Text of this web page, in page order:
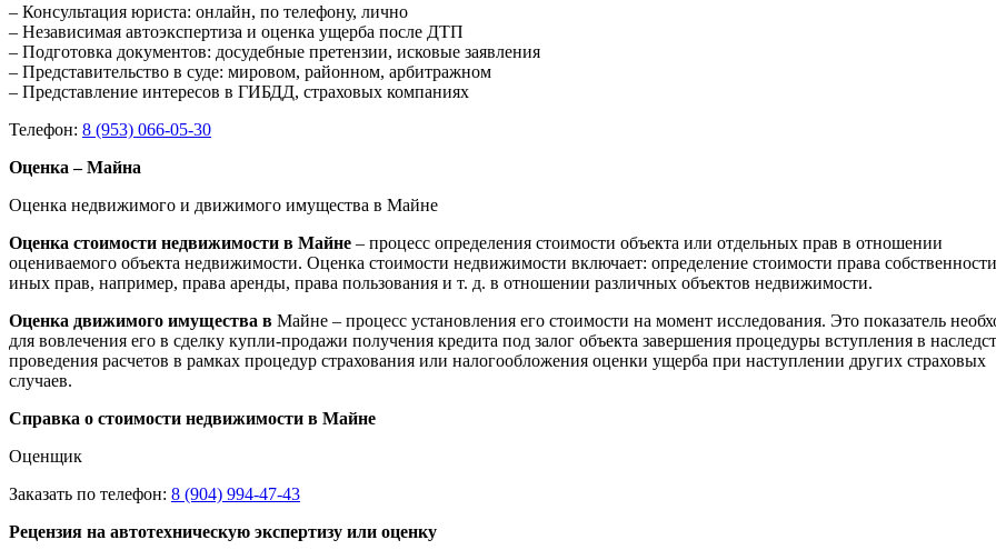
– Консультация юриста: онлайн, по телефону, лично
– Независимая автоэкспертиза и оценка ущерба после ДТП
– Подготовка документов: досудебные претензии, исковые заявления
– Представительство в суде: мировом, районном, арбитражном
– Представление интересов в ГИБДД, страховых компаниях
Телефон: 8 (953) 066-05-30
Оценка – Майна
Оценка недвижимого и движимого имущества в Майне
Оценка стоимости недвижимости в Майне – процесс определения стоимости объекта или отдельных прав в отношении
оцениваемого объекта недвижимости. Оценка стоимости недвижимости включает: определение стоимости права
иных прав, например, права аренды, права пользования и т. д. в отношении различных объектов недвижимости.
Оценка движимого имущества в Майне – процесс установления его стоимости на момент исследования. Это показатель
для вовлечения его в сделку купли-продажи получения кредита под залог объекта завершения процедуры вступления в
проведения расчетов в рамках процедур страхования или налогообложения оценки ущерба при наступлении других страховых
случаев.
Справка о стоимости недвижимости в Майне
Оценщик
Заказать по телефон: 8 (904) 994-47-43
Рецензия на автотехническую экспертизу или оценку